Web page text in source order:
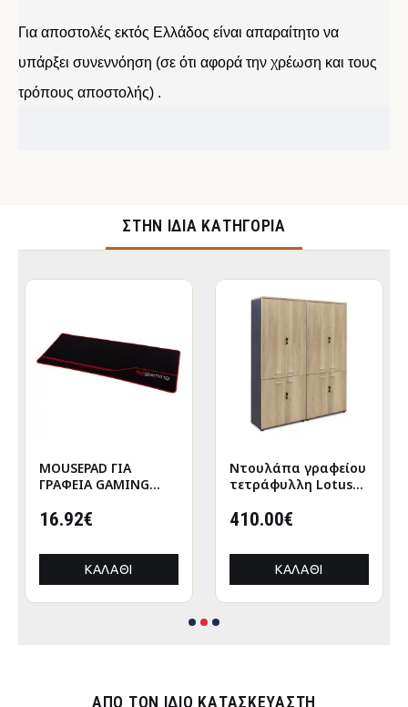
Για αποστολές εκτός Ελλάδος είναι απαραίτητο να
υπάρξει συνεννόηση (σε ότι αφορά την χρέωση και τους
τρόπους αποστολής) .
ΣΤΉΝ ΊΔΙΑ ΚΑΤΗΓΟΡΊΑ
MOUSEPAD ΓΙΑ
ΓΡΑΦΕΙΑ GAMING
ΜΑΥΡΟ ΧΡΩΜΑ
16.92€
ΚΑΛΆΘΙ
Nτουλάπα γραφείου
τετράφυλλη Lotus
ανθρακί
410.00€
ΚΑΛΆΘΙ
ΑΠΌ ΤΟΝ ΊΔΙΟ ΚΑΤΑΣΚΕΥΑΣΤΉ